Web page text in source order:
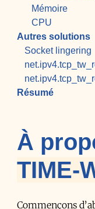
Mémoire
CPU
Autres solutions
Socket lingering
Résumé
À
TIME-
Commençons